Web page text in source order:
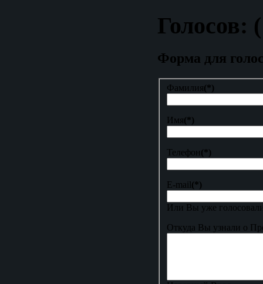
Голосов:
Форма для
Фамилия(*)
Имя(*)
Телефон(*)
E-mail(*)
Или Вы уже
Откуда Вы узнали о